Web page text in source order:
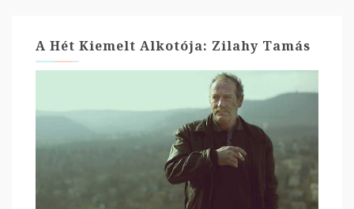
A Hét Kiemelt Alkotója: Zilahy Tamás